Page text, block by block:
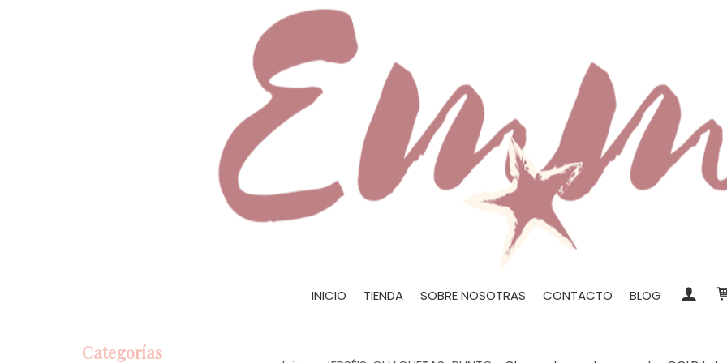
INICIO TIENDA SOBRE NOSOTRAS CONTACTO BLOG
Categorías